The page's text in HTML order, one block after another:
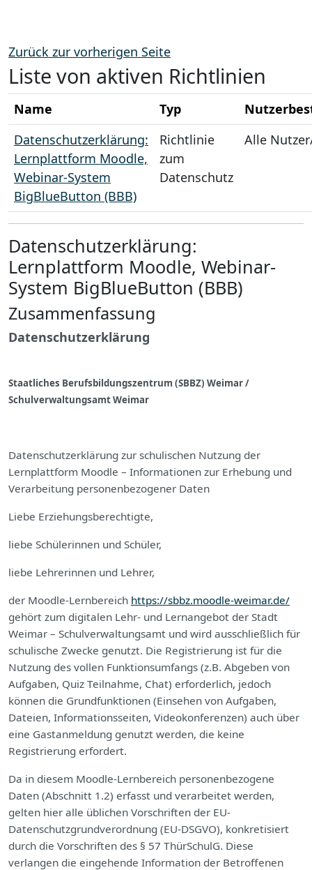
Zurück zur vorherigen Seite
Liste von aktiven Richtlinien
Name Typ
Datenschutzerklärung:
Lernplattform Moodle,
Webinar-System
BigBlueButton (BBB)
Richtlinie
zum
Datenschutz
Alle
Datenschutzerklärung:
Lernplattform Moodle, Webinar-
System BigBlueButton (BBB)
Zusammenfassung
Datenschutzerklärung
Staatliches Berufsbildungszentrum (SBBZ) Weimar /
Schulverwaltungsamt Weimar
Datenschutzerklärung zur schulischen Nutzung der
Lernplattform Moodle – Informationen zur Erhebung und
Verarbeitung personenbezogener Daten
Liebe Erziehungsberechtigte,
liebe Schülerinnen und Schüler,
liebe Lehrerinnen und Lehrer,
der Moodle-Lernbereich https://sbbz.moodle-weimar.de/
gehört zum digitalen Lehr- und Lernangebot der Stadt
Weimar – Schulverwaltungsamt und wird ausschließlich für
schulische Zwecke genutzt. Die Registrierung ist für die
Nutzung des vollen Funktionsumfangs (z.B. Abgeben von
Aufgaben, Quiz Teilnahme, Chat) erforderlich, jedoch
können die Grundfunktionen (Einsehen von Aufgaben,
Dateien, Informationsseiten, Videokonferenzen) auch über
eine Gastanmeldung genutzt werden, die keine
Registrierung erfordert.
Da in diesem Moodle-Lernbereich personenbezogene
Daten (Abschnitt 1.2) erfasst und verarbeitet werden,
gelten hier alle üblichen Vorschriften der EU-
Datenschutzgrundverordnung (EU-DSGVO), konkretisiert
durch die Vorschriften des § 57 ThürSchulG. Diese
verlangen die eingehende Information der Betroffenen